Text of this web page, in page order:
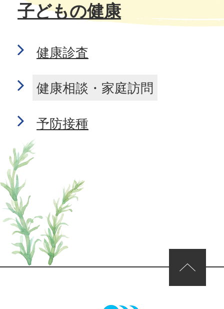
子どもの健康
健康診査
健康相談・家庭訪問
予防接種
ページの先頭へ